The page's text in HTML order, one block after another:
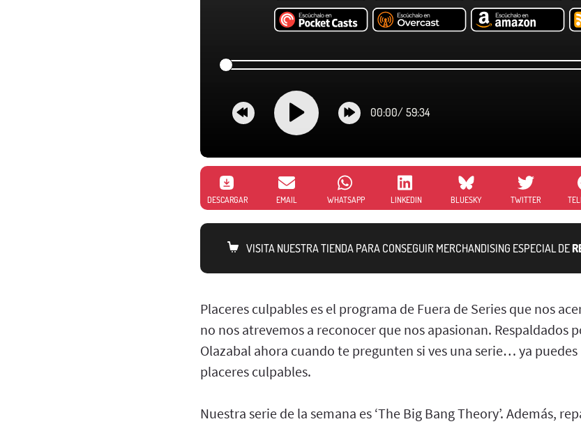
00:00/ 59:34
DESCARGAR EMAIL WHATSAPP LINKEDIN BLUESKY TWITTER
VISITA NUESTRA TIENDA PARA CONSEGUIR MERCHANDISING ESPECIAL DE
Placeres culpables es el programa de Fuera de Series que nos
no nos atrevemos a reconocer que nos apasionan. Respaldados
Olazabal ahora cuando te pregunten si ves una serie… ya
placeres culpables.
Nuestra serie de la semana es ‘The Big Bang Theory’. Además,